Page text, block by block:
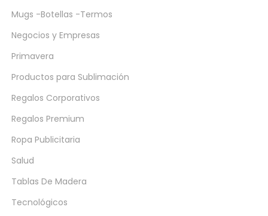
Mugs -Botellas -Termos
Negocios y Empresas
Primavera
Productos para Sublimación
Regalos Corporativos
Regalos Premium
Ropa Publicitaria
Salud
Tablas De Madera
Tecnológicos